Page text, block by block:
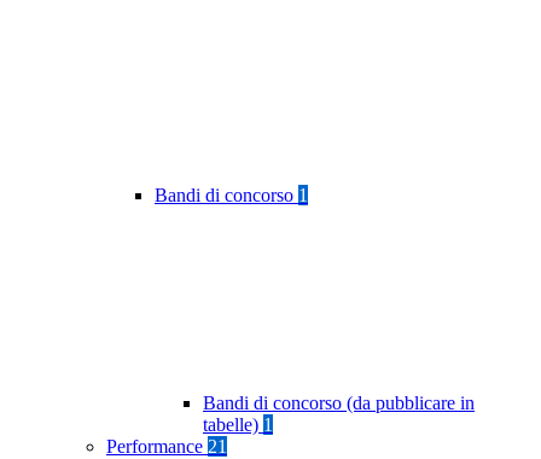
Bandi di concorso 1
Bandi di concorso (da pubblicare in
tabelle) 1
Performance 21